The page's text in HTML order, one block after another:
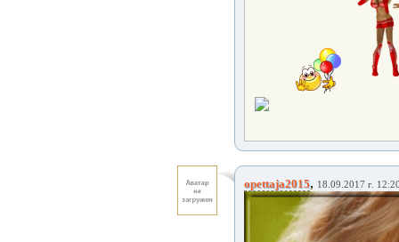
opettaja2015, 18.09.2017 г.